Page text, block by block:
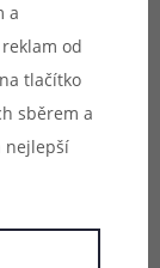
a
od
tlačítko
sběrem a
nejlepší